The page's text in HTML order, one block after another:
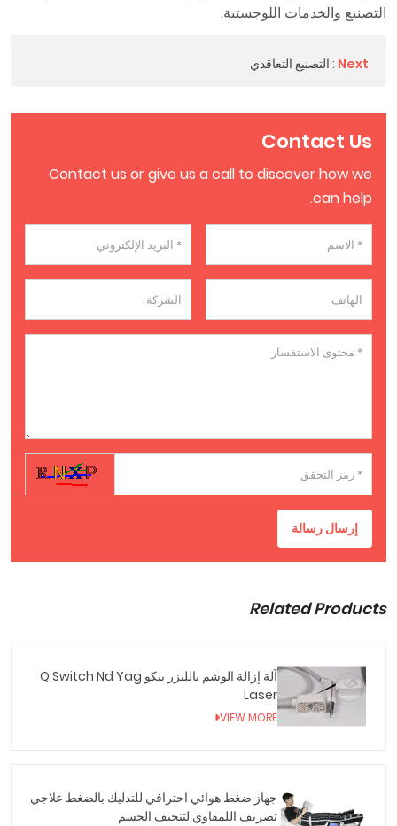
التصنيع والخدمات اللوجستية.
Next
: التصنيع التعاقدي
Contact Us
Contact us or give us a call to discover how we
can help.
إرسال رسالة
Related Products
آلة إزالة الوشم بالليزر بيكو Q Switch Nd Yag
Laser
VIEW MORE
جهاز ضغط هوائي احترافي للتدليك بالضغط علاجي
تصريف اللمفاوي لتنحيف الجسم